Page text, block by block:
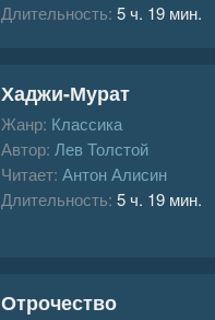
Длительность: 5 ч. 19 мин.
Хаджи-Мурат
Жанр: Классика
Автор: Лев Толстой
Читает: Антон Алисин
Длительность: 5 ч. 19 мин.
Отрочество